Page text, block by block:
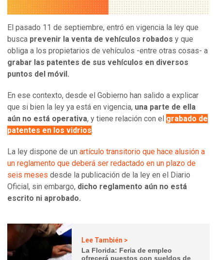
El pasado 11 de septiembre, entró en vigencia la ley que
busca prevenir la venta de vehículos robados y que
obliga a los propietarios de vehículos -entre otras cosas- a
grabar las patentes de sus vehículos en diversos
puntos del móvil.
En ese contexto, desde el Gobierno han salido a explicar
que si bien la ley ya está en vigencia, una parte de ella
aún no está operativa, y tiene relación con el grabado de
patentes en los vidrios.
La ley dispone de un artículo transitorio que hace alusión a
un reglamento que deberá ser redactado en un plazo de
seis meses desde la publicación de la ley en el Diario
Oficial, sin embargo, dicho reglamento aún no está
escrito ni aprobado.
Lee También >
La Florida: Feria de empleo
ofrecerá puestos con sueldos de